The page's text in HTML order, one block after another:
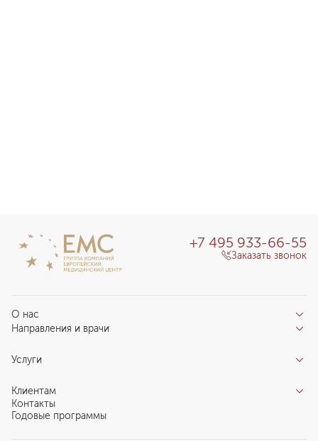
О нас
Отзывы пациентов
О клинике
Новости
Специалистам
Направления и врачи
Направления
Центры компетенций
Услуги
Индивидуальный план здоровья
Комплексные программы
Клиентам
Запись на прием
Контакты
Годовые программы
+7 495 933-66-55
Заказать звонок